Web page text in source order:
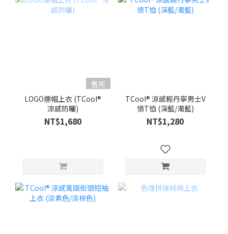
售完
LOGO連帽上衣 (TCool®
涼感防曬)
NT$1,680
TCool® 涼感輕丹寧男士V
領T恤 (深藍/濁藍)
NT$1,280